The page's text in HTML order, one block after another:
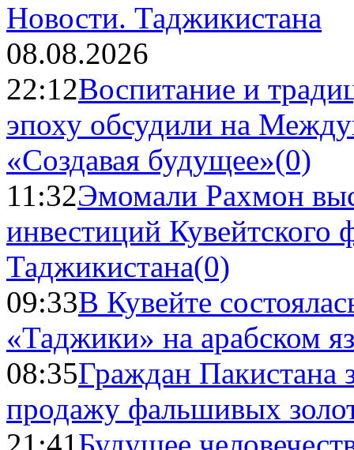
Новости. Таджикистана
08.08.2026
22:12Воспитание и
эпоху обсудили на
«Создавая будущее»(0)
11:32Эмомали Рахмон
инвестиций Кувейтского
Таджикистана(0)
09:33В Кувейте
«Таджики» на арабском
08:35Граждан Пакистана
продажу фальшивых